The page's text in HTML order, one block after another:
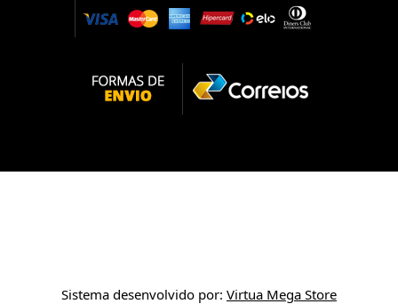
Sistema desenvolvido por: Virtua Mega Store